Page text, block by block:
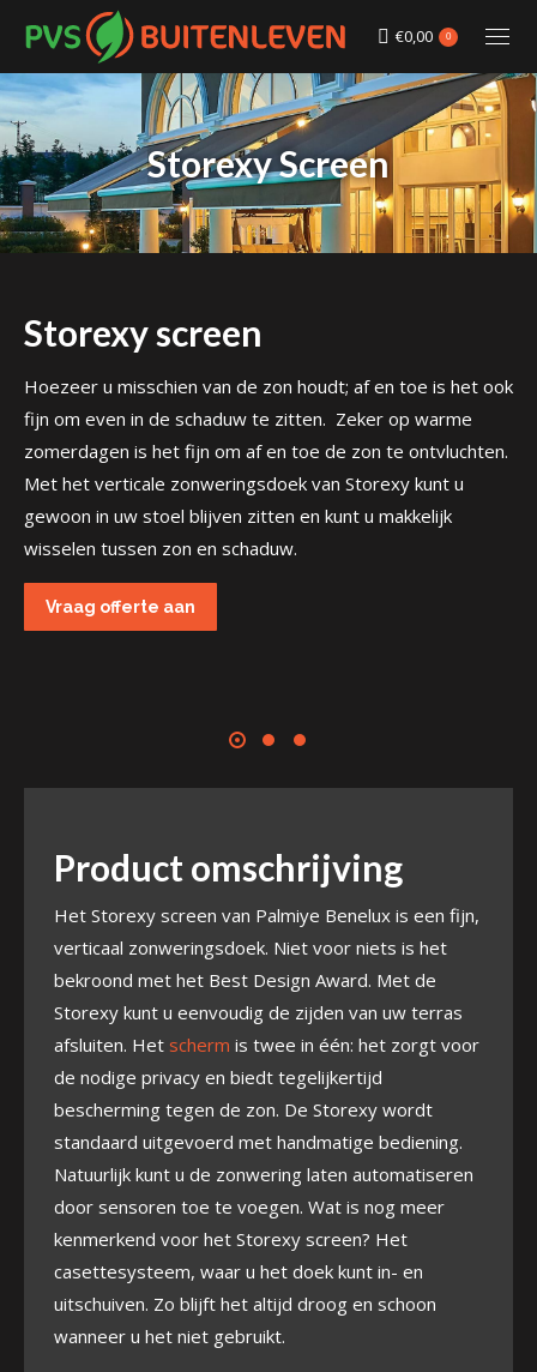
€0,00 0
Storexy Screen
Storexy screen
Hoezeer u misschien van de zon houdt; af en toe is het ook
fijn om even in de schaduw te zitten. Zeker op warme
zomerdagen is het fijn om af en toe de zon te ontvluchten.
Met het verticale zonweringsdoek van Storexy kunt u
gewoon in uw stoel blijven zitten en kunt u makkelijk
wisselen tussen zon en schaduw.
Vraag offerte aan
Product omschrijving
Het Storexy screen van Palmiye Benelux is een fijn,
verticaal zonweringsdoek. Niet voor niets is het
bekroond met het Best Design Award. Met de
Storexy kunt u eenvoudig de zijden van uw terras
afsluiten. Het scherm is twee in één: het zorgt voor
de nodige privacy en biedt tegelijkertijd
bescherming tegen de zon. De Storexy wordt
standaard uitgevoerd met handmatige bediening.
Natuurlijk kunt u de zonwering laten automatiseren
door sensoren toe te voegen. Wat is nog meer
kenmerkend voor het Storexy screen? Het
casettesysteem, waar u het doek kunt in- en
uitschuiven. Zo blijft het altijd droog en schoon
wanneer u het niet gebruikt.